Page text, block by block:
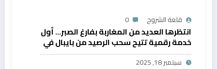
قلعة الشروح 0
انتظرها العديد من المغاربة بفارغ الصبر… أول
خدمة رقمية تتيح سحب الرصيد من بايبال في
المغرب
سبتمبر 18, 2025